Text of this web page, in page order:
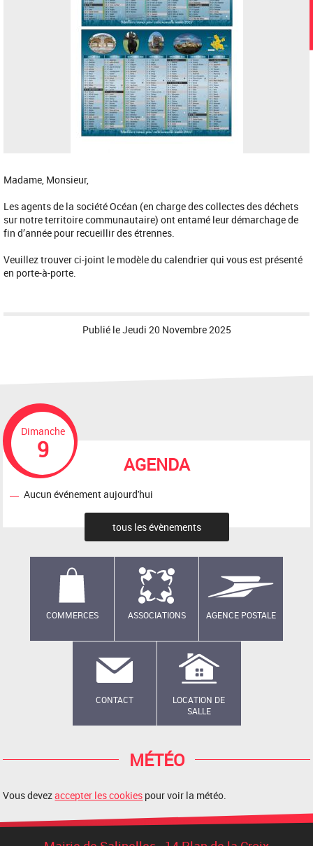
Madame, Monsieur,
Les agents de la société Océan (en charge des collectes des déchets
sur notre territoire communautaire) ont entamé leur démarchage de
fin d’année pour recueillir des étrennes.
Veuillez trouver ci-joint le modèle du calendrier qui vous est présenté
en porte-à-porte.
Publié leJeudi 20 Novembre 2025
AGENDA
Dimanche
9
Aucun événement aujourd'hui
tous les évènements
COMMERCES ASSOCIATIONS AGENCE POSTALE
CONTACT
LOCATION DE
SALLE
MÉTÉO
Vous devezaccepter les cookies pour voir la météo.